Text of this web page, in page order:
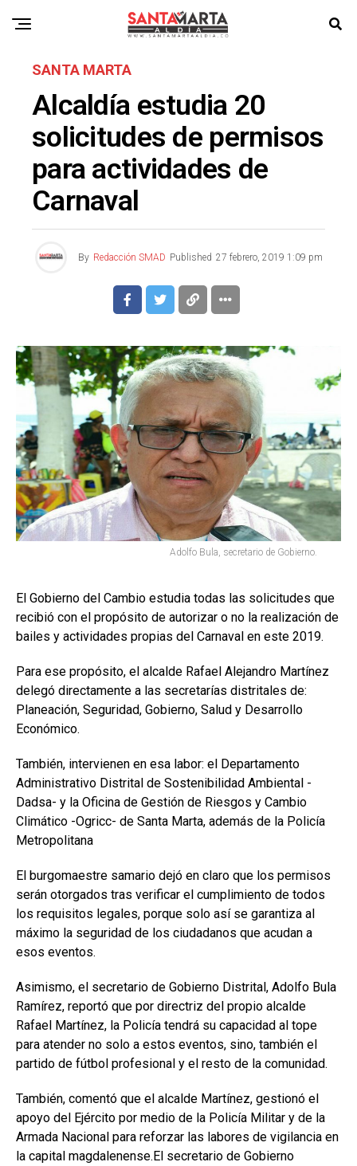
SANTA MARTA
Alcaldía estudia 20
solicitudes de permisos
para actividades de
Carnaval
By Redacción SMAD Published 27 febrero, 2019 1:09 pm
Adolfo Bula, secretario de Gobierno.
El Gobierno del Cambio estudia todas las solicitudes que
recibió con el propósito de autorizar o no la realización de
bailes y actividades propias del Carnaval en este 2019.
Para ese propósito, el alcalde Rafael Alejandro Martínez
delegó directamente a las secretarías distritales de:
Planeación, Seguridad, Gobierno, Salud y Desarrollo
Económico.
También, intervienen en esa labor: el Departamento
Administrativo Distrital de Sostenibilidad Ambiental -
Dadsa- y la Oficina de Gestión de Riesgos y Cambio
Climático -Ogricc- de Santa Marta, además de la Policía
Metropolitana
El burgomaestre samario dejó en claro que los permisos
serán otorgados tras verificar el cumplimiento de todos
los requisitos legales, porque solo así se garantiza al
máximo la seguridad de los ciudadanos que acudan a
esos eventos.
Asimismo, el secretario de Gobierno Distrital, Adolfo Bula
Ramírez, reportó que por directriz del propio alcalde
Rafael Martínez, la Policía tendrá su capacidad al tope
para atender no solo a estos eventos, sino, también el
partido de fútbol profesional y el resto de la comunidad.
También, comentó que el alcalde Martínez, gestionó el
apoyo del Ejército por medio de la Policía Militar y de la
Armada Nacional para reforzar las labores de vigilancia en
la capital magdalenense.El secretario de Gobierno